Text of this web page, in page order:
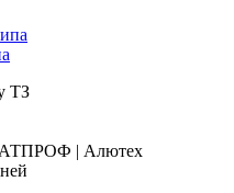
ТЗ
| Алютех